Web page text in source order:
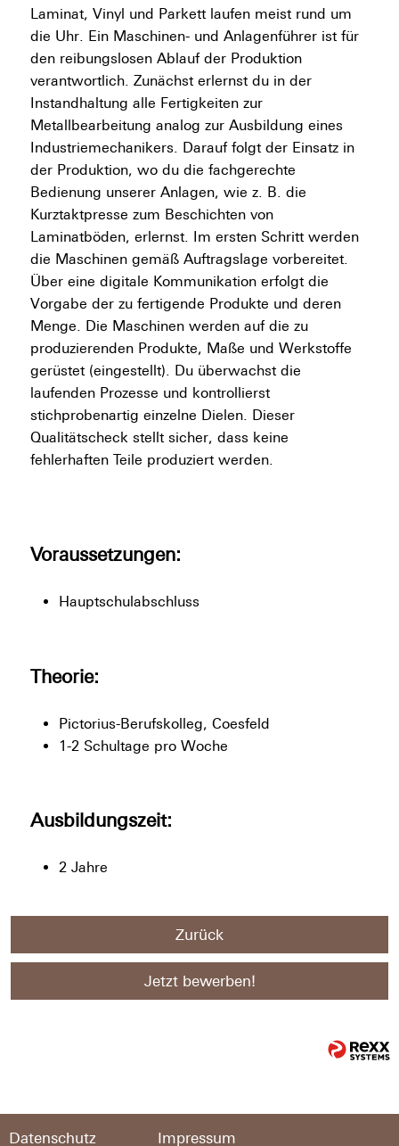
Laminat, Vinyl und Parkett laufen meist rund um
die Uhr. Ein Maschinen- und Anlagenführer ist für
den reibungslosen Ablauf der Produktion
verantwortlich. Zunächst erlernst du in der
Instandhaltung alle Fertigkeiten zur
Metallbearbeitung analog zur Ausbildung eines
Industriemechanikers. Darauf folgt der Einsatz in
der Produktion, wo du die fachgerechte
Bedienung unserer Anlagen, wie z. B. die
Kurztaktpresse zum Beschichten von
Laminatböden, erlernst. Im ersten Schritt werden
die Maschinen gemäß Auftragslage vorbereitet.
Über eine digitale Kommunikation erfolgt die
Vorgabe der zu fertigende Produkte und deren
Menge. Die Maschinen werden auf die zu
produzierenden Produkte, Maße und Werkstoffe
gerüstet (eingestellt). Du überwachst die
laufenden Prozesse und kontrollierst
stichprobenartig einzelne Dielen. Dieser
Qualitätscheck stellt sicher, dass keine
fehlerhaften Teile produziert werden.
Voraussetzungen:
Hauptschulabschluss
Theorie:
Pictorius-Berufskolleg, Coesfeld
1-2 Schultage pro Woche
Ausbildungszeit:
2 Jahre
Zurück
Jetzt bewerben!
Datenschutz Impressum